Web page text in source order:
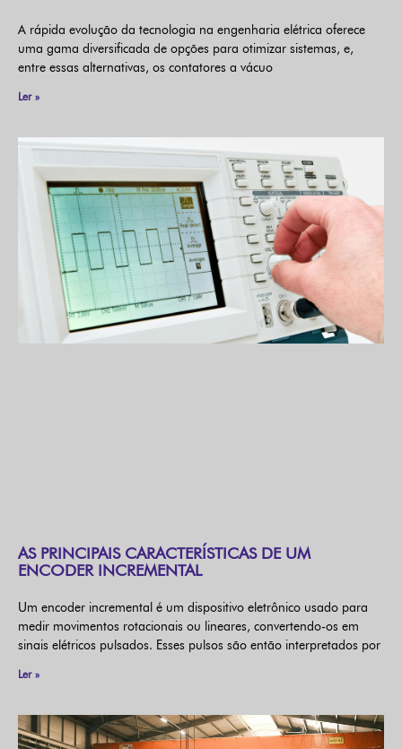
A rápida evolução da tecnologia na engenharia elétrica oferece
uma gama diversificada de opções para otimizar sistemas, e,
entre essas alternativas, os contatores a vácuo
Ler »
AS PRINCIPAIS CARACTERÍSTICAS DE UM
ENCODER INCREMENTAL
Um encoder incremental é um dispositivo eletrônico usado para
medir movimentos rotacionais ou lineares, convertendo-os em
sinais elétricos pulsados. Esses pulsos são então interpretados por
Ler »